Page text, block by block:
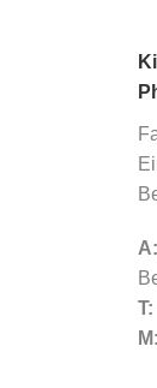
A:
T:
M: